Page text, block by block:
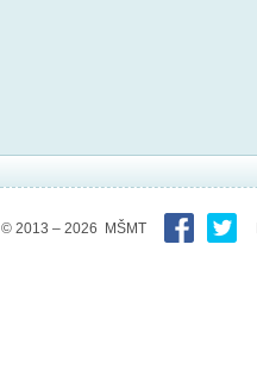
© 2013 – 2026 MŠMT